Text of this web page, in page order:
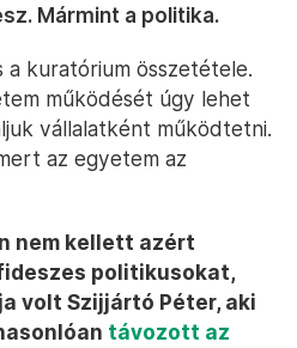
Mármint a politika.
a kuratórium összetétele.
működését úgy lehet
vállalatként működtetni.
az egyetem az
nem kellett azért
politikusokat,
volt Szijjártó Péter, aki
távozott az